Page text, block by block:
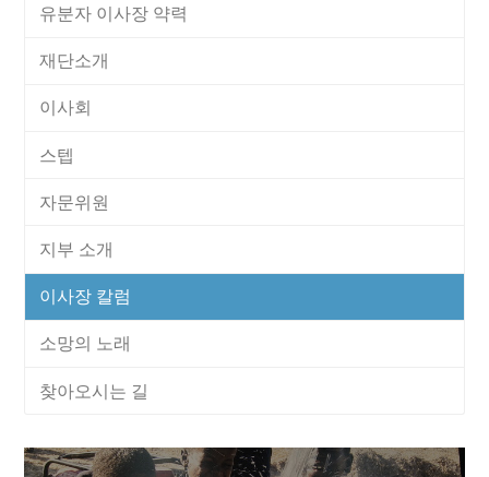
유분자 이사장 약력
재단소개
이사회
스텝
자문위원
지부 소개
이사장 칼럼
소망의 노래
찾아오시는 길